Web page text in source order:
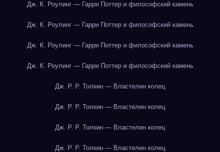
Дж. К. Роулинг — Гарри Поттер и философский камень
Дж. К. Роулинг — Гарри Поттер и философский камень
Дж. К. Роулинг — Гарри Поттер и философский камень
Дж. К. Роулинг — Гарри Поттер и философский камень
Дж. Р. Р. Толкин — Властелин колец
Дж. Р. Р. Толкин — Властелин колец
Дж. Р. Р. Толкин — Властелин колец
Дж. Р. Р. Толкин — Властелин колец